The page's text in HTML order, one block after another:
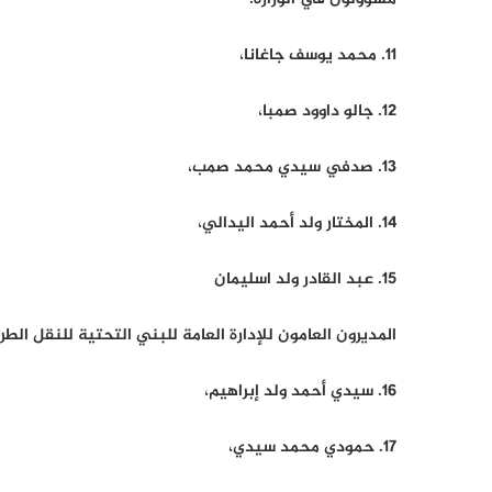
11. محمد يوسف جاغانا،
12. جالو داوود صمبا،
13. صدفي سيدي محمد صمب،
14. المختار ولد أحمد اليدالي،
15. عبد القادر ولد اسليمان
المديرون العامون للإدارة العامة للبني التحتية للنقل
16. سيدي أحمد ولد إبراهيم،
17. حمودي محمد سيدي،